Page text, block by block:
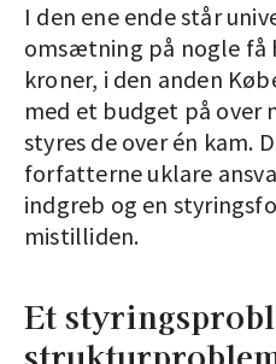
I den ene ende står
omsætning på nogle få
kroner, i den anden
med et budget på over
styres de over én kam.
forfatterne uklare
indgreb og en
mistilliden.
Et